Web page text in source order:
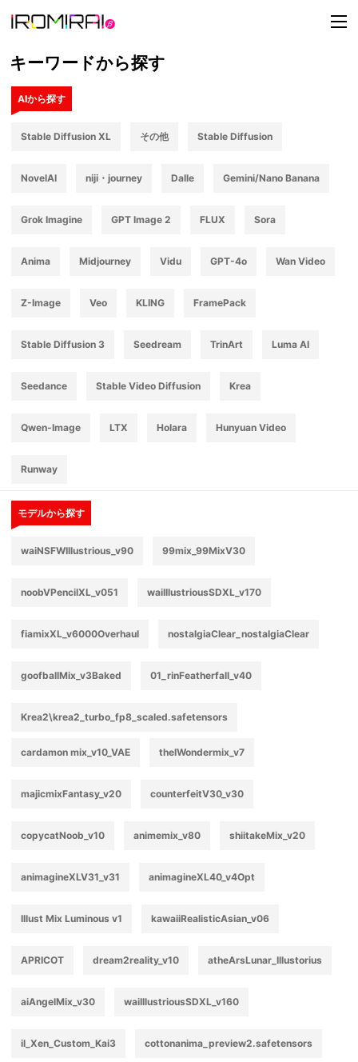
t
o
キーワードから探す
AIから探す
Stable Diffusion XL その他 Stable Diffusion
NovelAI niji・journey Dalle Gemini/Nano Banana
Grok Imagine GPT Image 2 FLUX Sora
Anima Midjourney Vidu GPT-4o Wan Video
Z-Image Veo KLING FramePack
Stable Diffusion 3 Seedream TrinArt Luma AI
Seedance Stable Video Diffusion Krea
Qwen-Image LTX Holara Hunyuan Video
Runway
モデルから探す
waiNSFWIllustrious_v90 99mix_99MixV30
noobVPencilXL_v051 waiIllustriousSDXL_v170
fiamixXL_v6000Overhaul nostalgiaClear_nostalgiaClear
goofballMix_v3Baked 01_rinFeatherfall_v40
Krea2\krea2_turbo_fp8_scaled.safetensors
cardamon mix_v10_VAE theIWondermix_v7
majicmixFantasy_v20 counterfeitV30_v30
copycatNoob_v10 animemix_v80 shiitakeMix_v20
animagineXLV31_v31 animagineXL40_v4Opt
Illust Mix Luminous v1 kawaiiRealisticAsian_v06
APRICOT dream2reality_v10 atheArsLunar_Illustorius
aiAngelMix_v30 waiIllustriousSDXL_v160
il_Xen_Custom_Kai3 cottonanima_preview2.safetensors